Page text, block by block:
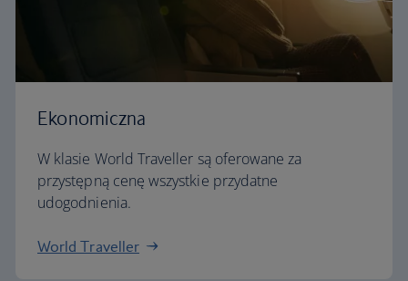
Ekonomiczna
W klasie World Traveller są oferowane za
przystępną cenę wszystkie przydatne
udogodnienia.
World Traveller